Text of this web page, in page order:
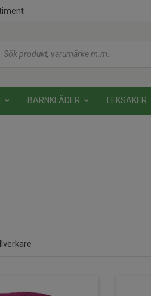
BARNKLÄDER LEKSAKER